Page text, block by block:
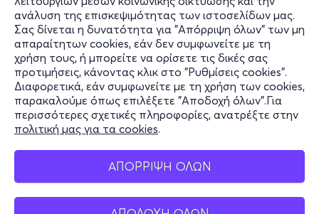
ανάλυση της επισκεψιμότητας των ιστοσελίδων μας.
Σας δίνεται η δυνατότητα για "Απόρριψη όλων" των μη
απαραίτητων cookies, εάν δεν συμφωνείτε με τη
χρήση τους, ή μπορείτε να ορίσετε τις δικές σας
προτιμήσεις, κάνοντας κλικ στο "Ρυθμίσεις cookies".
Διαφορετικά, εάν συμφωνείτε με τη χρήση των cookies,
παρακαλούμε όπως επιλέξετε "Αποδοχή όλων".Για
περισσότερες σχετικές πληροφορίες, ανατρέξτε στην
πολιτική μας για τα cookies.
ΑΠΟΡΡΙΨΗ ΟΛΩΝ
Φυσικά σημεία
Υποστήριξη
Stay Connected
Mobile app